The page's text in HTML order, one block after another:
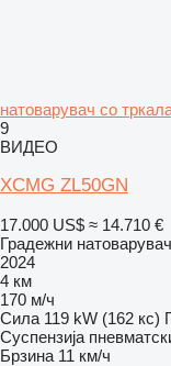
натоварувач со
9
ВИДЕО
XCMG ZL50GN
17.000 US$ ≈ 14.710 €
Градежни
2024
4 км
170 м/ч
Сила 119 kW (162 кс)
Суспензија
Брзина 11 км/ч